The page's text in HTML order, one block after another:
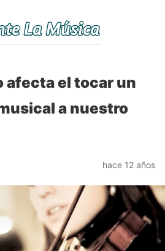
afecta el tocar un
a nuestro
hace 12 años